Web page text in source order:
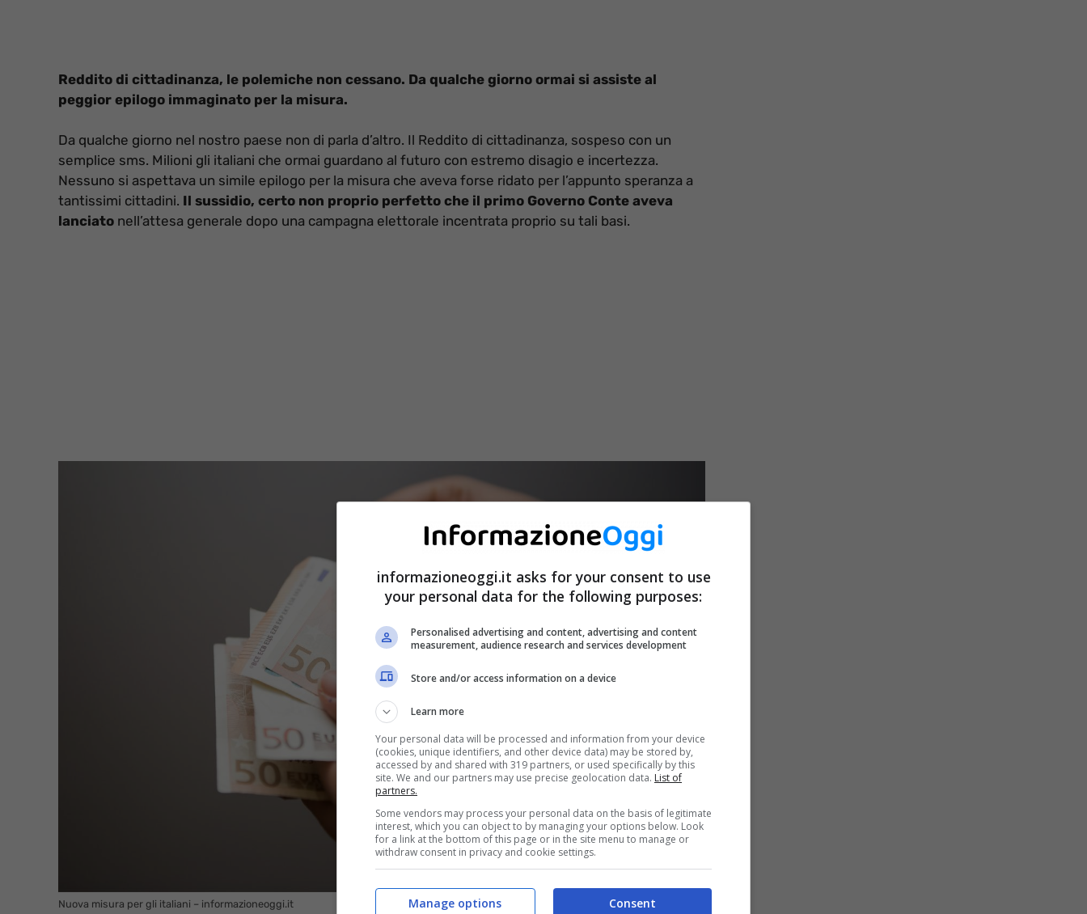
Reddito di cittadinanza, le polemiche non cessano. Da qualche giorno ormai si assiste al
peggior epilogo immaginato per la misura.
Da qualche giorno nel nostro paese non di parla d’altro. Il Reddito di cittadinanza, sospeso con un
semplice sms. Milioni gli italiani che ormai guardano al futuro con estremo disagio e incertezza.
Nessuno si aspettava un simile epilogo per la misura che aveva forse ridato per l’appunto speranza a
tantissimi cittadini. Il sussidio, certo non proprio perfetto che il primo Governo Conte aveva
lanciato nell’attesa generale dopo una campagna elettorale incentrata proprio su tali basi.
Nuova misura per gli italiani – informazioneoggi.it
informazioneoggi.it asks for your consent to use
your personal data for the following purposes:
Personalised advertising and content, advertising and content
measurement, audience research and services development
Store and/or access information on a device
Learn more
Your personal data will be processed and information from your device
(cookies, unique identifiers, and other device data) may be stored by,
accessed by and shared with 319 partners, or used specifically by this
site. We and our partners may use precise geolocation data. List of
partners.
Some vendors may process your personal data on the basis of legitimate
interest, which you can object to by managing your options below. Look
for a link at the bottom of this page or in the site menu to manage or
withdraw consent in privacy and cookie settings.
Consent
Manage options